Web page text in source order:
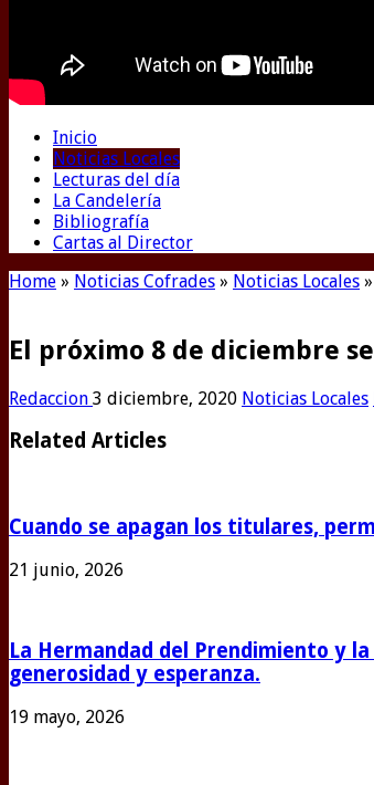
Inicio
Noticias Locales
Lecturas del día
La Candelería
Bibliografía
Cartas al Director
Home » Noticias Cofrades » Noticias Locales »
El próximo 8 de diciembre
Redaccion 3 diciembre, 2020 Noticias Locales
Related Articles
Cuando se apagan los titulares,
21 junio, 2026
La Hermandad del Prendimiento y
generosidad y esperanza.
19 mayo, 2026